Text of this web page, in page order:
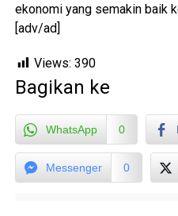
ekonomi yang semakin baik
[adv/ad]
Views: 390
Bagikan ke
WhatsApp 0
Messenger 0